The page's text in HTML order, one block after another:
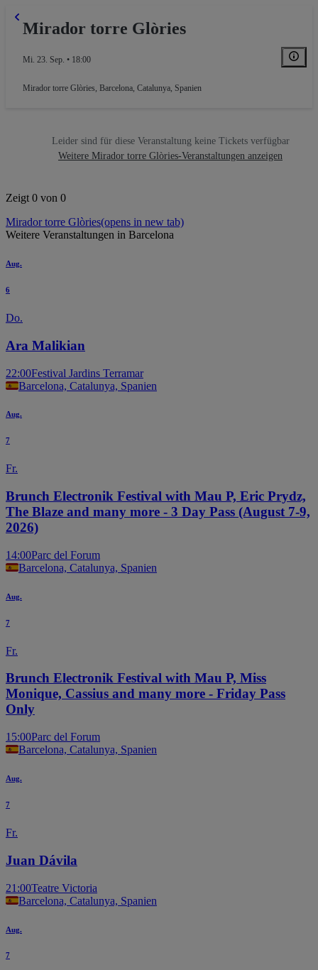
Mirador torre Glòries
Mi. 23. Sep. • 18:00
Mirador torre Glòries, Barcelona, Catalunya, Spanien
Leider sind für diese Veranstaltung keine Tickets verfügbar
Weitere Mirador torre Glòries-Veranstaltungen anzeigen
Zeigt 0 von 0
Mirador torre Glòries(opens in new tab)
Weitere Veranstaltungen in Barcelona
Aug.
6
Do.
Ara Malikian
22:00Festival Jardins Terramar
Barcelona, Catalunya, Spanien
Aug.
7
Fr.
Brunch Electronik Festival with Mau P, Eric Prydz,
The Blaze and many more - 3 Day Pass (August 7-9,
2026)
14:00Parc del Forum
Barcelona, Catalunya, Spanien
Aug.
7
Fr.
Brunch Electronik Festival with Mau P, Miss
Monique, Cassius and many more - Friday Pass
Only
15:00Parc del Forum
Barcelona, Catalunya, Spanien
Aug.
7
Fr.
Juan Dávila
21:00Teatre Victoria
Barcelona, Catalunya, Spanien
Aug.
7